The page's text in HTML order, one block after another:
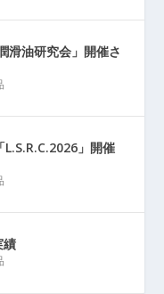
滑油研究会」開催さ
」開催
績